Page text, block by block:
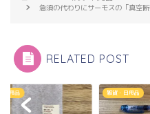
急須の代わりにサーモスの「真空
RELATED POST
日用品 雑貨・日用品